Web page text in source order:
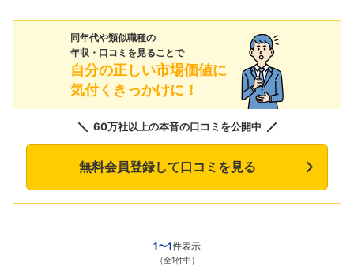
同年代や類似職種の
年収・口コミを見ることで
自分の正しい市場価値に
気付くきっかけに！
60万社以上の本音の口コミを公開中
無料会員登録して口コミを見る
1〜1件表示
（全1件中）